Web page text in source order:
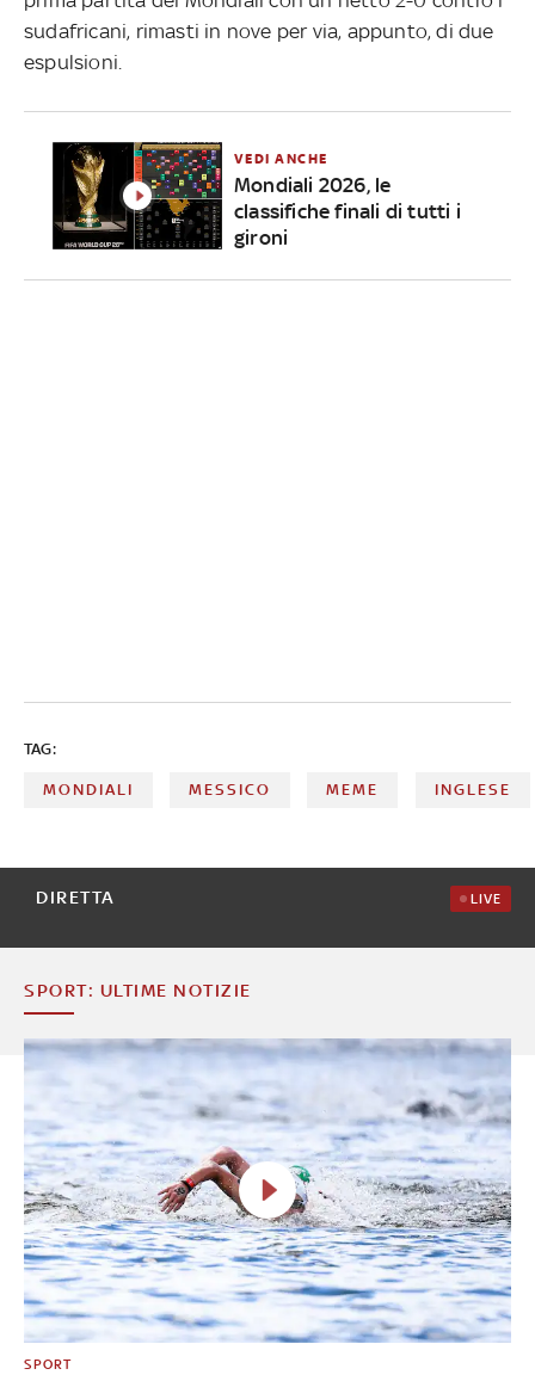
sudafricani, rimasti in nove per via, appunto, di due
espulsioni.
VEDI ANCHE
Mondiali 2026, le
classifiche finali di tutti i
gironi
TAG:
MONDIALI MESSICO MEME INGLESE
DIRETTA LIVE
SPORT: ULTIME NOTIZIE
SPORT